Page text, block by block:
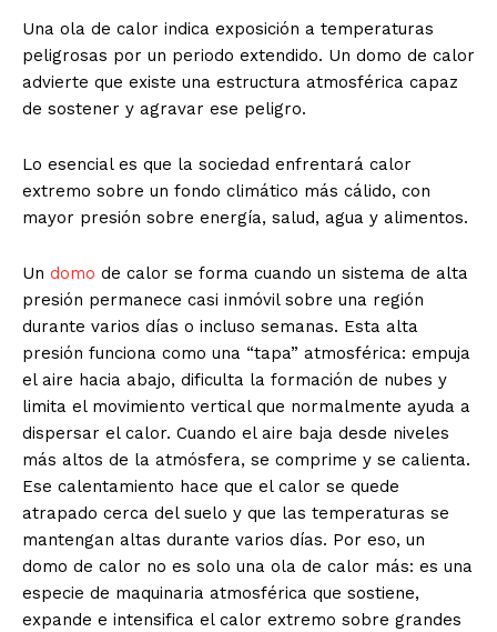
Una ola de calor indica exposición a temperaturas
peligrosas por un periodo extendido. Un domo de calor
advierte que existe una estructura atmosférica capaz
de sostener y agravar ese peligro.
Lo esencial es que la sociedad enfrentará calor
extremo sobre un fondo climático más cálido, con
mayor presión sobre energía, salud, agua y alimentos.
Un domo de calor se forma cuando un sistema de alta
presión permanece casi inmóvil sobre una región
durante varios días o incluso semanas. Esta alta
presión funciona como una “tapa” atmosférica: empuja
el aire hacia abajo, dificulta la formación de nubes y
limita el movimiento vertical que normalmente ayuda a
dispersar el calor. Cuando el aire baja desde niveles
más altos de la atmósfera, se comprime y se calienta.
Ese calentamiento hace que el calor se quede
atrapado cerca del suelo y que las temperaturas se
mantengan altas durante varios días. Por eso, un
domo de calor no es solo una ola de calor más: es una
especie de maquinaria atmosférica que sostiene,
expande e intensifica el calor extremo sobre grandes